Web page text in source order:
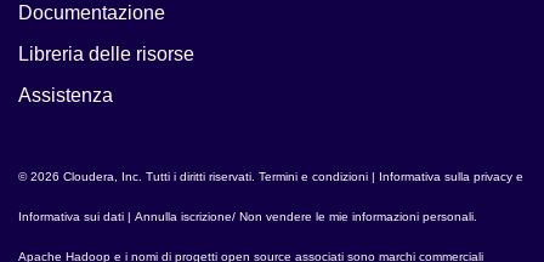
Documentazione
Libreria delle risorse
Assistenza
© 2026 Cloudera, Inc. Tutti i diritti riservati. Termini e condizioni | Informativa sulla privacy e
Informativa sui dati | Annulla iscrizione/ Non vendere le mie informazioni personali
Apache Hadoop e i nomi di progetti open source associati sono marchi commerciali